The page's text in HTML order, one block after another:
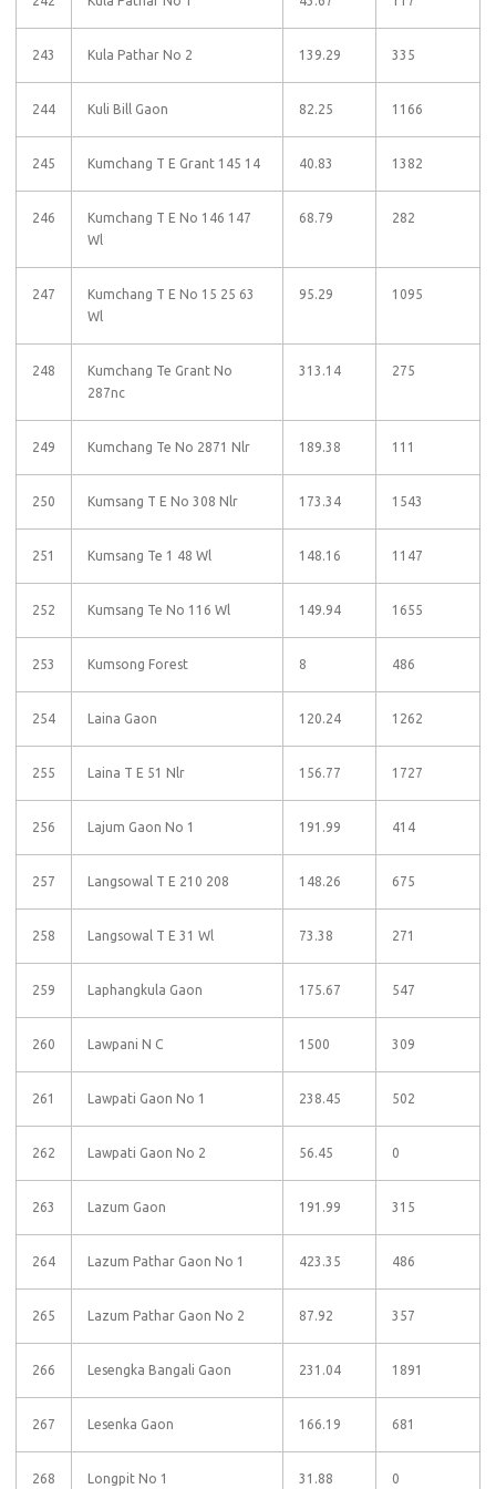
243 Kula Pathar No 2 139.29 335
244 Kuli Bill Gaon 82.25 1166
245 Kumchang T E Grant 145 14 40.83 1382
246
Kumchang T E No 146 147
Wl
68.79 282
247
Kumchang T E No 15 25 63
Wl
95.29 1095
248
Kumchang Te Grant No
287nc
313.14 275
249 Kumchang Te No 2871 Nlr 189.38 111
250 Kumsang T E No 308 Nlr 173.34 1543
251 Kumsang Te 1 48 Wl 148.16 1147
252 Kumsang Te No 116 Wl 149.94 1655
253 Kumsong Forest 8 486
254 Laina Gaon 120.24 1262
255 Laina T E 51 Nlr 156.77 1727
256 Lajum Gaon No 1 191.99 414
257 Langsowal T E 210 208 148.26 675
258 Langsowal T E 31 Wl 73.38 271
259 Laphangkula Gaon 175.67 547
260 Lawpani N C 1500 309
261 Lawpati Gaon No 1 238.45 502
262 Lawpati Gaon No 2 56.45 0
263 Lazum Gaon 191.99 315
264 Lazum Pathar Gaon No 1 423.35 486
265 Lazum Pathar Gaon No 2 87.92 357
266 Lesengka Bangali Gaon 231.04 1891
267 Lesenka Gaon 166.19 681
268 Longpit No 1 31.88 0